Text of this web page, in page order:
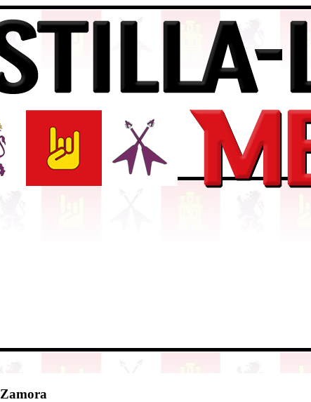
Zamora